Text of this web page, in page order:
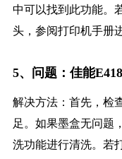
中可以找到此功能。
头，参阅打印机手册
5、问题：佳能
解决方法：首先，检
足。如果墨盒无问题
洗功能进行清洗。若